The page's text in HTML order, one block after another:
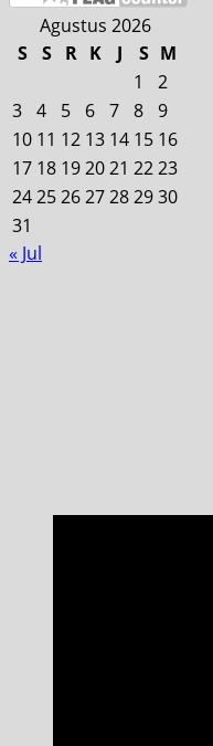
Agustus 2026
S
S R K J S M
1
2
3 4 5 6 7 8 9
10 11 12 13 14 15 16
17 18 192021 2223
24252627282930
31
« Jul